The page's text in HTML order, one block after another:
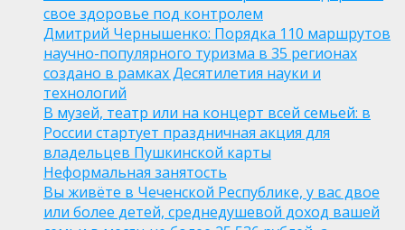
свое здоровье под контролем
Дмитрий Чернышенко: Порядка 110 маршрутов
научно-популярного туризма в 35 регионах
создано в рамках Десятилетия науки и
технологий
В музей, театр или на концерт всей семьей: в
России стартует праздничная акция для
владельцев Пушкинской карты
Неформальная занятость
Вы живёте в Чеченской Республике, у вас двое
или более детей, среднедушевой доход вашей